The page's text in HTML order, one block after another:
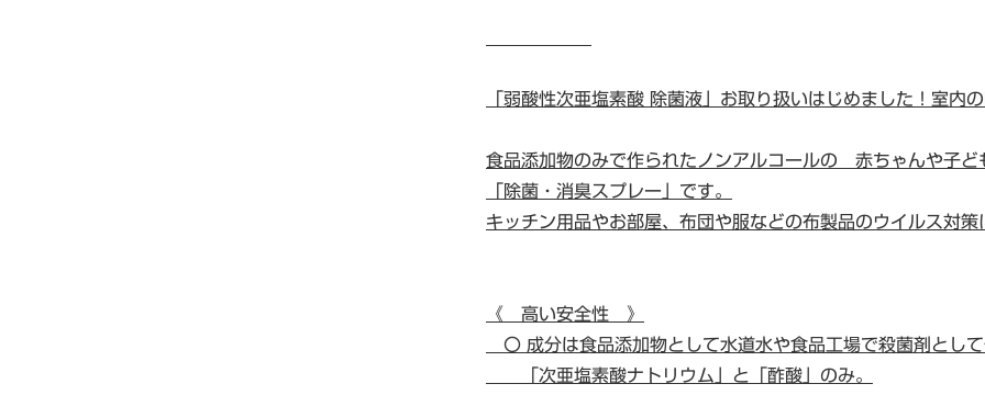
「弱酸性次亜塩素酸 除菌液」お取り扱いはじめました！室内の
食品添加物のみで作られたノンアルコールの 赤ちゃんや子ど
「除菌・消臭スプレー」です。
キッチン用品やお部屋、布団や服などの布製品のウイルス対策
《 高い安全性 》
〇 成分は食品添加物として水道水や食品工場で殺菌剤とし
「次亜塩素酸ナトリウム」と「酢酸」のみ。